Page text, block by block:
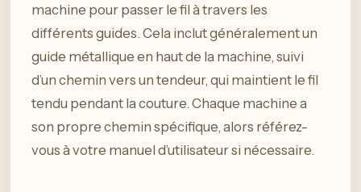
machine pour passer le fil à travers les
différents guides. Cela inclut généralement un
guide métallique en haut de la machine, suivi
d’un chemin vers un tendeur, qui maintient le fil
tendu pendant la couture. Chaque machine a
son propre chemin spécifique, alors référez-
vous à votre manuel d’utilisateur si nécessaire.